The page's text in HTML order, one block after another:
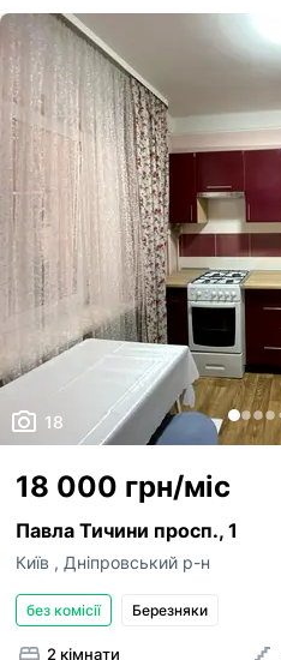
18
18 000 грн/міс
Павла Тичини просп., 1
Київ , Дніпровський р-н
без комісії Березняки
2 кімнати